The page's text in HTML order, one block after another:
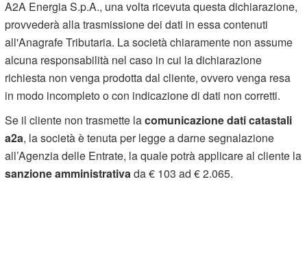
A2A Energia S.p.A., una volta ricevuta questa dichiarazione,
provvederà alla trasmissione dei dati in essa contenuti
all'Anagrafe Tributaria. La società chiaramente non assume
alcuna responsabilità nel caso in cui la dichiarazione
richiesta non venga prodotta dal cliente, ovvero venga resa
in modo incompleto o con indicazione di dati non corretti.
Se il cliente non trasmette lacomunicazione dati catastali
a2a, la società è tenuta per legge a darne segnalazione
all’Agenzia delle Entrate, la quale potrà applicare al cliente la
sanzione amministrativa da € 103 ad € 2.065.